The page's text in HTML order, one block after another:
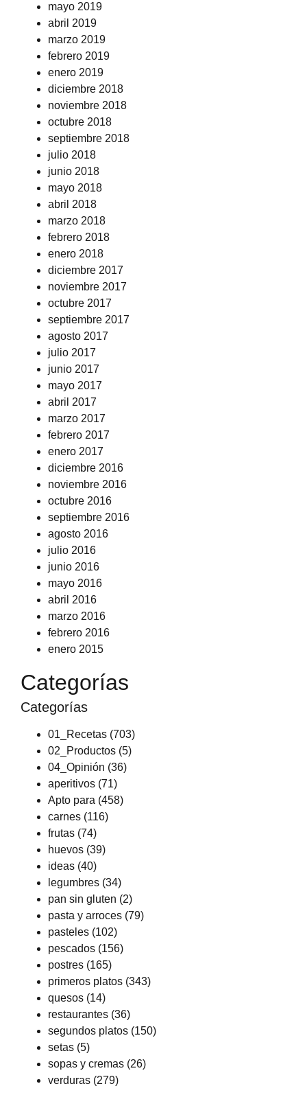
mayo 2019
abril 2019
marzo 2019
febrero 2019
enero 2019
diciembre 2018
noviembre 2018
octubre 2018
septiembre 2018
julio 2018
junio 2018
mayo 2018
abril 2018
marzo 2018
febrero 2018
enero 2018
diciembre 2017
noviembre 2017
octubre 2017
septiembre 2017
agosto 2017
julio 2017
junio 2017
mayo 2017
abril 2017
marzo 2017
febrero 2017
enero 2017
diciembre 2016
noviembre 2016
octubre 2016
septiembre 2016
agosto 2016
julio 2016
junio 2016
mayo 2016
abril 2016
marzo 2016
febrero 2016
enero 2015
Categorías
Categorías
01_Recetas (703)
02_Productos (5)
04_Opinión (36)
aperitivos (71)
Apto para (458)
carnes (116)
frutas (74)
huevos (39)
ideas (40)
legumbres (34)
pan sin gluten (2)
pasta y arroces (79)
pasteles (102)
pescados (156)
postres (165)
primeros platos (343)
quesos (14)
restaurantes (36)
segundos platos (150)
setas (5)
sopas y cremas (26)
verduras (279)